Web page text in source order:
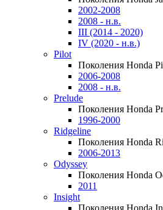
2002-2008
2008 - н.в.
III (2014 - 2020)
IV (2020 - н.в.)
Pilot
Поколения Honda
2006-2008
2008 - н.в.
Prelude
Поколения Honda
1996-2000
Ridgeline
Поколения Honda
2006-2013
Odyssey
Поколения Honda
2011
Insight
Поколения Honda